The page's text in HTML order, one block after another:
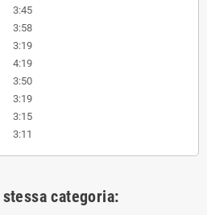
3:45
3:58
3:19
4:19
3:50
3:19
3:15
3:11
categoria: